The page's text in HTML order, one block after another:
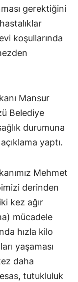
gerektiğini
koşullarında
Mansur
Belediye
durumuna
yaptı.
Mehmet
derinden
kez ağır
mücadele
hızla kilo
yaşaması
daha
tutukluluk